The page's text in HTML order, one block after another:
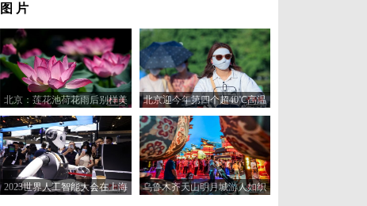
图 片
北京：莲花池荷花雨后别样美
娇艳夺目迎“小暑”
北京迎今年第四个超40℃高温
日
2023世界人工智能大会在上海
乌鲁木齐天山明月城游人如织